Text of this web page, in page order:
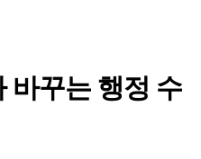
바꾸는 행정 수